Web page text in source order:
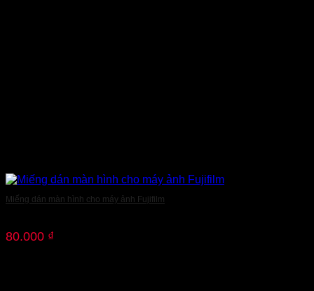
Miếng dán màn hình cho máy ảnh Fujifilm
80.000 ₫